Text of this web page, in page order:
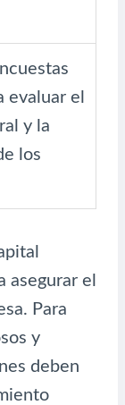
evaluar el
y la
los
asegurar el
Para
y
deben